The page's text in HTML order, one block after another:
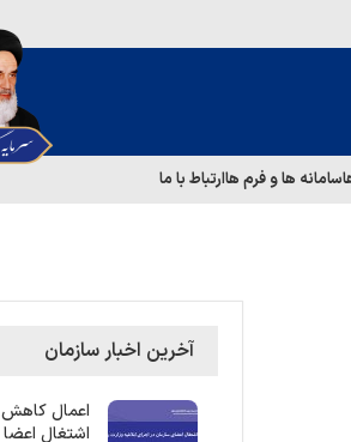
سامانه ها و فرم هاارتباط با ما
آخرین اخبار سازمان
اعمال